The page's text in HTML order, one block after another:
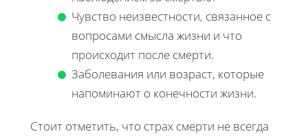
Чувство неизвестности, связанное с
вопросами смысла жизни и что
происходит после смерти.
Заболевания или возраст, которые
напоминают о конечности жизни.
Стоит отметить, что страх смерти не всегда